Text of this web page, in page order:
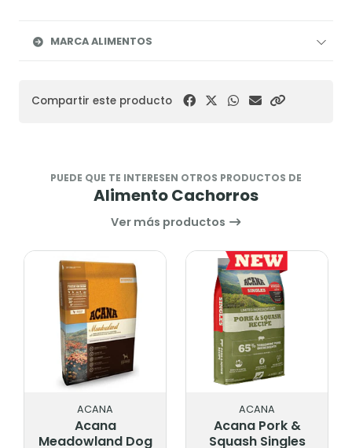
MARCA ALIMENTOS
Compartir este producto
PUEDE QUE TE INTERESEN OTROS PRODUCTOS DE
Alimento Cachorros
Ver más productos
ACANA
Acana
Meadowland Dog
ACANA
Acana Pork &
Squash Singles